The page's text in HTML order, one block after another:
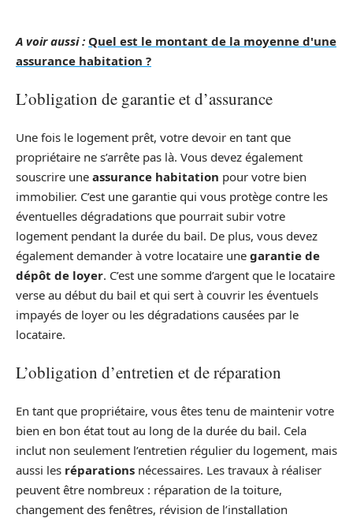
A voir aussi : Quel est le montant de la moyenne d'une
assurance habitation ?
L’obligation de garantie et d’assurance
Une fois le logement prêt, votre devoir en tant que
propriétaire ne s’arrête pas là. Vous devez également
souscrire une assurance habitation pour votre bien
immobilier. C’est une garantie qui vous protège contre les
éventuelles dégradations que pourrait subir votre
logement pendant la durée du bail. De plus, vous devez
également demander à votre locataire une garantie de
dépôt de loyer. C’est une somme d’argent que le locataire
verse au début du bail et qui sert à couvrir les éventuels
impayés de loyer ou les dégradations causées par le
locataire.
L’obligation d’entretien et de réparation
En tant que propriétaire, vous êtes tenu de maintenir votre
bien en bon état tout au long de la durée du bail. Cela
inclut non seulement l’entretien régulier du logement, mais
aussi les réparations nécessaires. Les travaux à réaliser
peuvent être nombreux : réparation de la toiture,
changement des fenêtres, révision de l’installation